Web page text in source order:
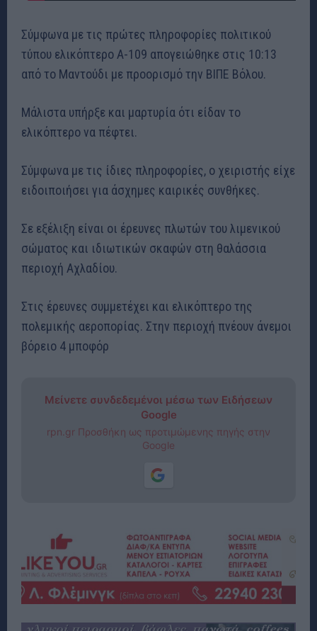
Σύμφωνα με τις πρώτες πληροφορίες πολιτικού
τύπου ελικόπτερο Α-109 απογειώθηκε στις 10:13
από το Μαντούδι με προορισμό την ΒΙΠΕ Βόλου.
Μάλιστα υπήρξε και μαρτυρία ότι είδαν το
ελικόπτερο να πέφτει.
Σύμφωνα με τις ίδιες πληροφορίες, ο χειριστής είχε
ειδοιποιήσει για άσχημες καιρικές συνθήκες.
Σε εξέλιξη είναι οι έρευνες πλωτών του λιμενικού
σώματος και ιδιωτικών σκαφών στη θαλάσσια
περιοχή Αχλαδίου.
Στις έρευνες συμμετέχει και ελικόπτερο της
πολεμικής αεροπορίας. Στην περιοχή πνέουν άνεμοι
βόρειο 4 μποφόρ
Μείνετε συνδεδεμένοι μέσω των Ειδήσεων
Google
rpn.gr Προσθήκη ως προτιμώμενης πηγής στην
Google